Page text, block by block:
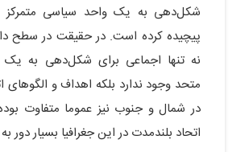
شکل‌دهی به یک واحد سیاسی متمرکز
پیچیده کرده است. در حقیقت در سطح
نه تنها اجماعی برای شکل‌دهی به
متحد وجود ندارد بلکه اهداف و الگوهای
در شمال و جنوب نیز عموما متفاوت
اتحاد بلندمدت در این جغرافیا بسیار دور